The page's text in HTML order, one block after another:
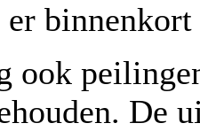
ook
De